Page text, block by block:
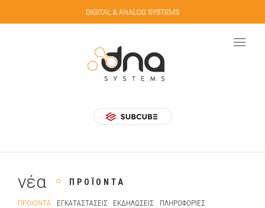
νέα ΠΡΟΪΌΝΤΑ
ΠΡΟΪΌΝΤΑ ΕΓΚΑΤΑΣΤΆΣΕΙΣ ΕΚΔΗΛΏΣΕΙΣ ΠΛΗΡΟΦΟΡΊΕΣ